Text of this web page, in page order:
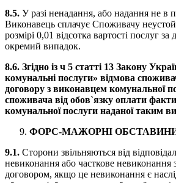
8.5. У разі ненадання, або надання не в
Виконавець сплачує Споживачу
розмірі 0,01 відсотка вартості послуг
окремий випадок.
8.6. Згідно із ч 5 статті 13 Закону
комунальні послуги» відмова
договору з виконавцем комунальної
споживача від обов`язку оплати
комунальної послуги наданої таким
ФОРС-МАЖОРНІ
9.1. Сторони звільняються від
невиконання або часткове невиконання
договором, якщо це невиконання є